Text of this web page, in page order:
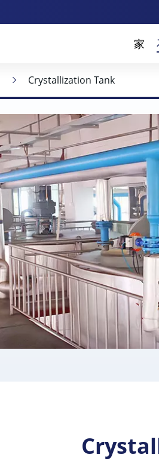
家
Crystallization Tank